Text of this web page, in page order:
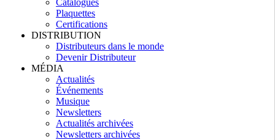
Catalogues
Plaquettes
Certifications
DISTRIBUTION
Distributeurs dans le monde
Devenir Distributeur
MÉDIA
Actualités
Événements
Musique
Newsletters
Actualités archivées
Newsletters archivées